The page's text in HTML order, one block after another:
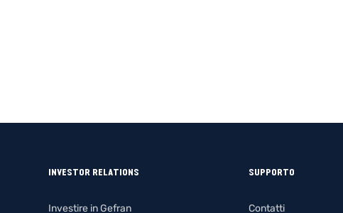
INVESTOR RELATIONS
Investire in Gefran
SUPPORTO
Contatti